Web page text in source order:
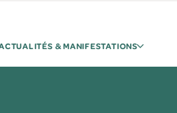
& MANIFESTATIONS